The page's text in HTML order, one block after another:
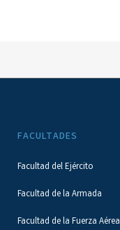
FACULTADES
Facultad del Ejército
Facultad de la Armada
Facultad de la Fuerza Aérea